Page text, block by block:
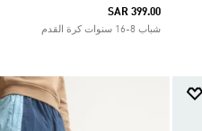
SAR 399.00
شباب 8-16 سنوات كرة القدم